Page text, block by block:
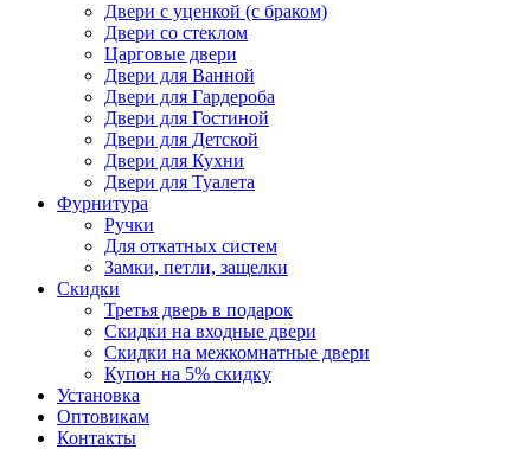
Двери с уценкой (с браком)
Двери со стеклом
Царговые двери
Двери для Ванной
Двери для Гардероба
Двери для Гостиной
Двери для Детской
Двери для Кухни
Двери для Туалета
Фурнитура
Ручки
Для откатных систем
Замки, петли, защелки
Скидки
Третья дверь в подарок
Скидки на входные двери
Скидки на межкомнатные двери
Купон на 5% скидку
Установка
Оптовикам
Контакты